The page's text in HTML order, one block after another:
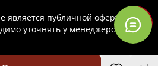
является публичной офертой.
уточнять у менеджеров.